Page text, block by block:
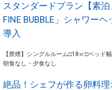
スタンダードプラン【素泊
FINE BUBBLE」シャワー
導入
【禁煙】シングルルーム□18㎡□ベッド
朝食なし・夕食なし
絶品！シェフが作る卵料